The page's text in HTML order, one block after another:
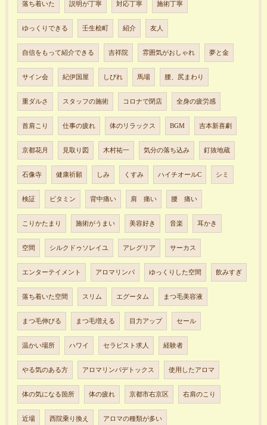
落ち着いた 説明が丁寧 対応丁寧 施術丁寧
ゆっくりできる 壬生桧町 紹介 友人
自信をもって紹介できる 吉祥院 雰囲気がおしゃれ 夢と金
サイン会 紀伊国屋 しびれ 馬場 腰、尻まわり
重ダルさ スタッフの施術 コロナで閉店 全身の疲労感
首肩こり 仕事の疲れ 体のリラックス BGM 吉本新喜劇
京都花月 見取り図 木村祐一 気分の落ち込み 釘抜地蔵
石像寺 健康祈願 しみ くすみ ハイチオールC シミ
検証 ビタミン 背中痛い 肩 痛い 腰 痛い
こりかたまり 施術がうまい 美容好き 音楽 耳かき
空間 シルクドゥソレイユ アレグリア サーカス
エンターテイメント アロマリンパ ゆっくりした空間 飲みすぎ
落ち着いた空間 スリム エグータム まつ毛美容液
まつ毛伸びる まつ毛増える 目力アップ セール
温かい場所 ハワイ セラピスト求人 経験者
やる気のある方 アロマリンパデトックス 使用したアロマ
体の気になる箇所 体の疲れ 京都市右京区 右肩のこり
近場 西院乗り換え アロマの種類が多い